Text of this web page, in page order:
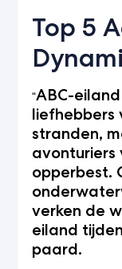
Top 5
“ABC-
liefhebbers
stranden,
avonturiers
opperbest.
verken de
eiland
paard.